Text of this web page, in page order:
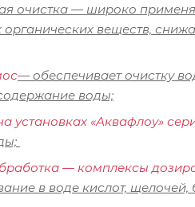
очистка — широко
веществ,
— обеспечивает очистку
воды;
установках «Аквафлоу»
— комплексы
в воде кислот, щелочей,